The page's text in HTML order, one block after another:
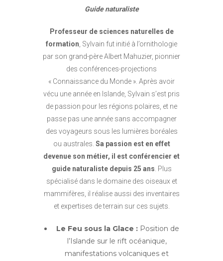
Guide naturaliste
Professeur de sciences naturelles de
formation, Sylvain fut initié à l’ornithologie
par son grand-père Albert Mahuzier, pionnier
des conférences-projections
« Connaissance du Monde ». Après avoir
vécu une année en Islande, Sylvain s’est pris
de passion pour les régions polaires, et ne
passe pas une année sans accompagner
des voyageurs sous les lumières boréales
ou australes. Sa passion est en effet
devenue son métier, il est conférencier et
guide naturaliste depuis 25 ans. Plus
spécialisé dans le domaine des oiseaux et
mammifères, il réalise aussi des inventaires
et expertises de terrain sur ces sujets.
Le Feu sous la Glace : Position de
l’Islande sur le rift océanique,
manifestations volcaniques et